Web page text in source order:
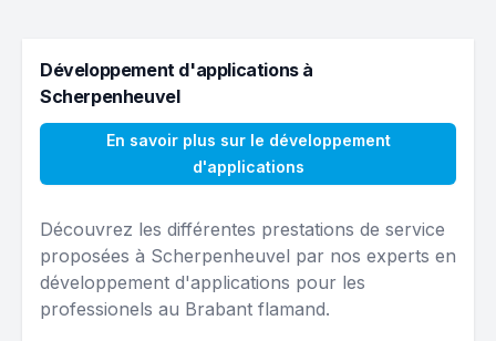
Développement d'applications à
Scherpenheuvel
En savoir plus sur le développement
d'applications
Découvrez les différentes prestations de service
proposées à Scherpenheuvel par nos experts en
développement d'applications pour les
professionels au Brabant flamand.